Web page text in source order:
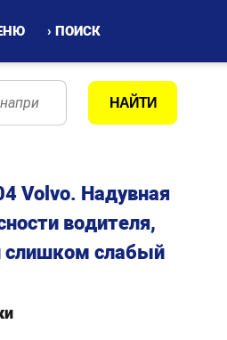
› ПОИСК
Volvo. Надувная
водителя,
слишком слабый